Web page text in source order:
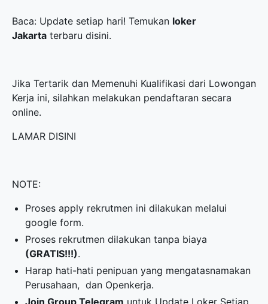
Baca: Update setiap hari! Temukan loker
Jakarta terbaru disini.
Jika Tertarik dan Memenuhi Kualifikasi dari Lowongan
Kerja ini, silahkan melakukan pendaftaran secara
online.
LAMAR DISINI
NOTE:
Proses apply rekrutmen ini dilakukan melalui
google form.
Proses rekrutmen dilakukan tanpa biaya
(GRATIS!!!).
Harap hati-hati penipuan yang mengatasnamakan
Perusahaan, dan Openkerja.
Join Group Telegram untuk Update Loker Setiap